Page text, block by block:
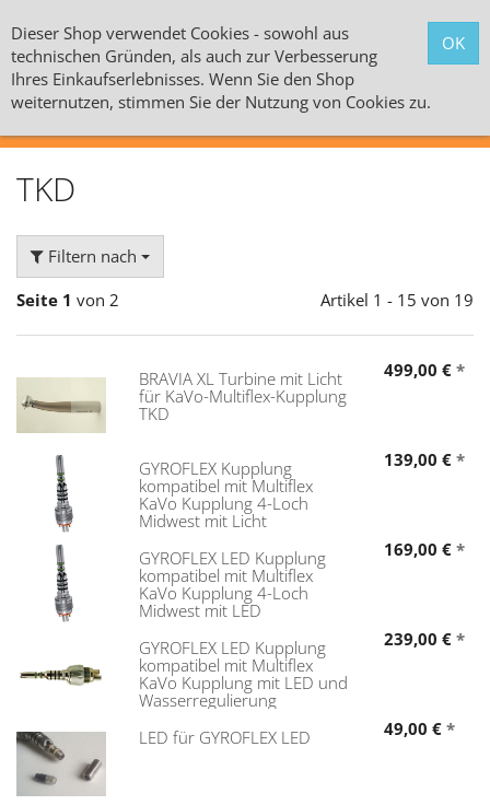
Alle Kategorien
TKD
Filtern nach
Seite 1 von 2 Artikel 1 - 15 von 19
BRAVIA XL Turbine mit Licht
für KaVo-Multiflex-Kupplung
TKD
499,00 € *
GYROFLEX Kupplung
kompatibel mit Multiflex
KaVo Kupplung 4-Loch
Midwest mit Licht
139,00 € *
GYROFLEX LED Kupplung
kompatibel mit Multiflex
KaVo Kupplung 4-Loch
Midwest mit LED
169,00 € *
GYROFLEX LED Kupplung
kompatibel mit Multiflex
KaVo Kupplung mit LED und
Wasserregulierung
239,00 € *
LED für GYROFLEX LED 49,00 € *
Dieser Shop verwendet Cookies - sowohl aus
technischen Gründen, als auch zur Verbesserung
Ihres Einkaufserlebnisses. Wenn Sie den Shop
weiternutzen, stimmen Sie der Nutzung von Cookies zu.